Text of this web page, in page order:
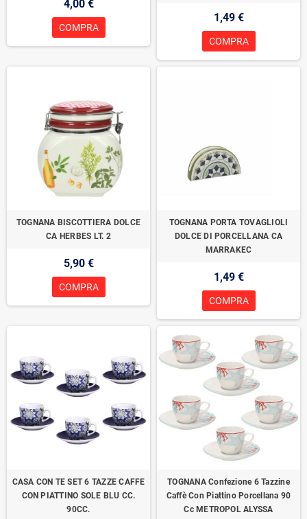
4,00 €
COMPRA
1,49 €
COMPRA
TOGNANA BISCOTTIERA DOLCE
CA HERBES LT. 2
5,90 €
COMPRA
TOGNANA PORTA TOVAGLIOLI
DOLCE DI PORCELLANA CA
MARRAKEC
1,49 €
COMPRA
CASA CON TE SET 6 TAZZE CAFFE
CON PIATTINO SOLE BLU CC.
90CC.
TOGNANA Confezione 6 Tazzine
Caffè Con Piattino Porcellana 90
Cc METROPOL ALYSSA